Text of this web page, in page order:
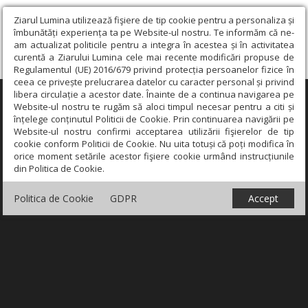
Ziarul Lumina utilizează fişiere de tip cookie pentru a personaliza și
îmbunătăți experiența ta pe Website-ul nostru. Te informăm că ne-
am actualizat politicile pentru a integra în acestea și în activitatea
curentă a Ziarului Lumina cele mai recente modificări propuse de
Regulamentul (UE) 2016/679 privind protecția persoanelor fizice în
ceea ce privește prelucrarea datelor cu caracter personal și privind
libera circulație a acestor date. Înainte de a continua navigarea pe
Website-ul nostru te rugăm să aloci timpul necesar pentru a citi și
înțelege conținutul Politicii de Cookie. Prin continuarea navigării pe
Website-ul nostru confirmi acceptarea utilizării fişierelor de tip
cookie conform Politicii de Cookie. Nu uita totuși că poți modifica în
orice moment setările acestor fişiere cookie urmând instrucțiunile
din Politica de Cookie.
Politica de Cookie GDPR Accept
×